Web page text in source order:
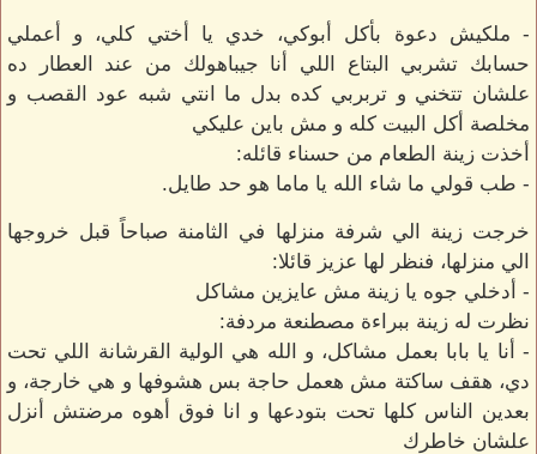
- ملكيش دعوة بأكل أبوكي، خدي يا أختي كلي، و أعملي
حسابك تشربي البتاع اللي أنا جيباهولك من عند العطار ده
علشان تتخني و تربربي كده بدل ما انتي شبه عود القصب و
مخلصة أكل البيت كله و مش باين عليكي
أخذت زينة الطعام من حسناء قائله:
- طب قولي ما شاء الله يا ماما هو حد طايل.
خرجت زينة الي شرفة منزلها في الثامنة صباحاً قبل خروجها
الي منزلها، فنظر لها عزيز قائلا:
- أدخلي جوه يا زينة مش عايزين مشاكل
نظرت له زينة ببراءة مصطنعة مردفة:
- أنا يا بابا بعمل مشاكل، و الله هي الولية القرشانة اللي تحت
دي، هقف ساكتة مش هعمل حاجة بس هشوفها و هي خارجة، و
بعدين الناس كلها تحت بتودعها و انا فوق أهوه مرضتش أنزل
علشان خاطرك